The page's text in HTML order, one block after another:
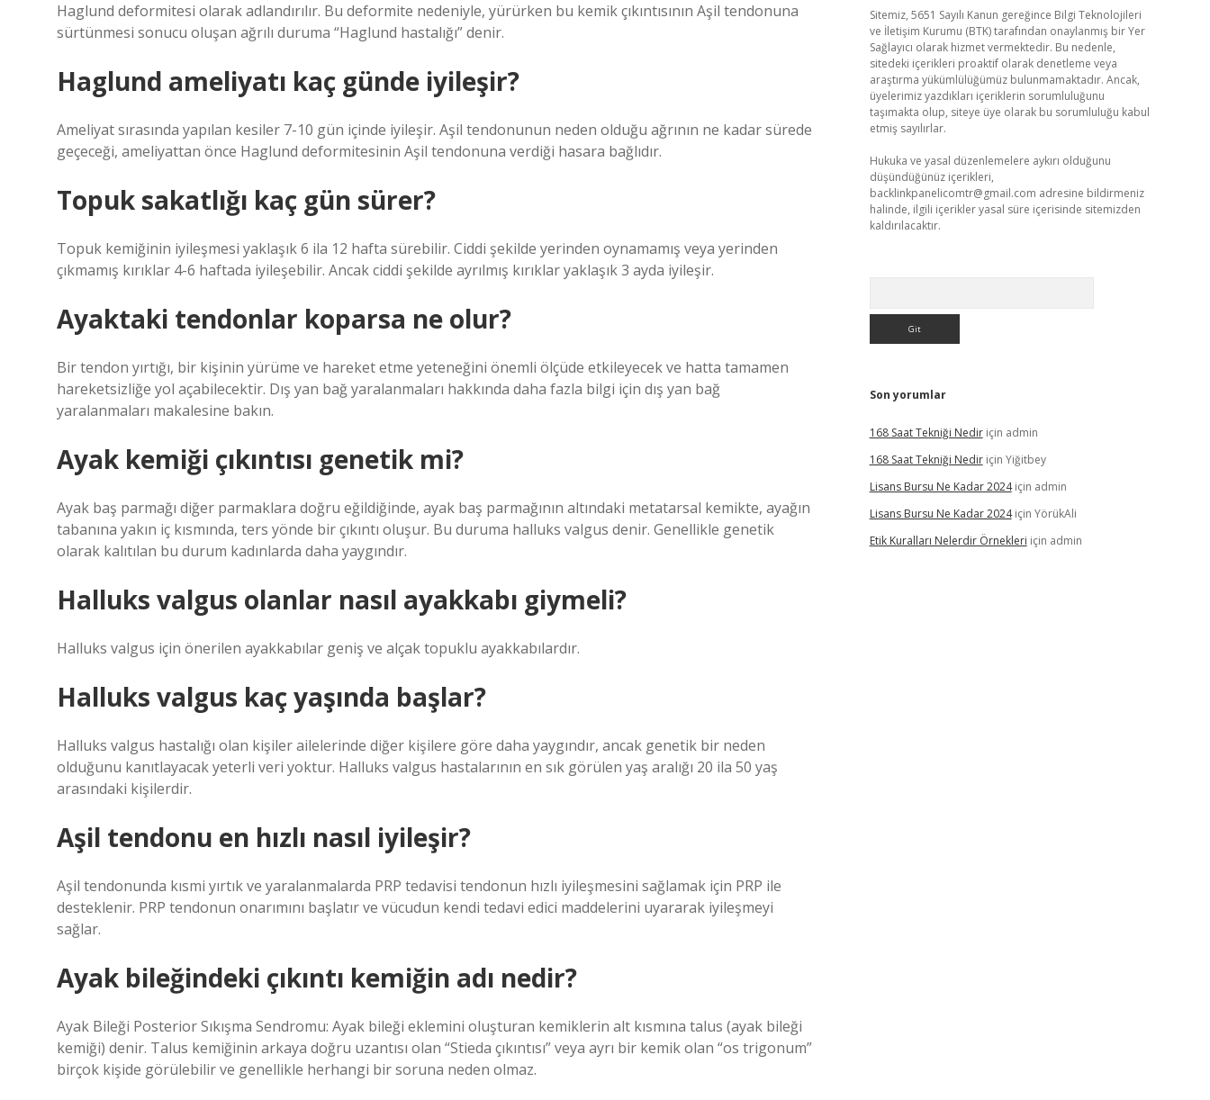
Haglund deformitesi olarak adlandırılır. Bu deformite nedeniyle, yürürken bu kemik çıkıntısının Aşil tendonuna
sürtünmesi sonucu oluşan ağrılı duruma “Haglund hastalığı” denir.
Haglund ameliyatı kaç günde iyileşir?
Ameliyat sırasında yapılan kesiler 7-10 gün içinde iyileşir. Aşil tendonunun neden olduğu ağrının ne kadar sürede
geçeceği, ameliyattan önce Haglund deformitesinin Aşil tendonuna verdiği hasara bağlıdır.
Topuk sakatlığı kaç gün sürer?
Topuk kemiğinin iyileşmesi yaklaşık 6 ila 12 hafta sürebilir. Ciddi şekilde yerinden oynamamış veya yerinden
çıkmamış kırıklar 4-6 haftada iyileşebilir. Ancak ciddi şekilde ayrılmış kırıklar yaklaşık 3 ayda iyileşir.
Ayaktaki tendonlar koparsa ne olur?
Bir tendon yırtığı, bir kişinin yürüme ve hareket etme yeteneğini önemli ölçüde etkileyecek ve hatta tamamen
hareketsizliğe yol açabilecektir. Dış yan bağ yaralanmaları hakkında daha fazla bilgi için dış yan bağ
yaralanmaları makalesine bakın.
Ayak kemiği çıkıntısı genetik mi?
Ayak baş parmağı diğer parmaklara doğru eğildiğinde, ayak baş parmağının altındaki metatarsal kemikte, ayağın
tabanına yakın iç kısmında, ters yönde bir çıkıntı oluşur. Bu duruma halluks valgus denir. Genellikle genetik
olarak kalıtılan bu durum kadınlarda daha yaygındır.
Halluks valgus olanlar nasıl ayakkabı giymeli?
Halluks valgus için önerilen ayakkabılar geniş ve alçak topuklu ayakkabılardır.
Halluks valgus kaç yaşında başlar?
Halluks valgus hastalığı olan kişiler ailelerinde diğer kişilere göre daha yaygındır, ancak genetik bir neden
olduğunu kanıtlayacak yeterli veri yoktur. Halluks valgus hastalarının en sık görülen yaş aralığı 20 ila 50 yaş
arasındaki kişilerdir.
Aşil tendonu en hızlı nasıl iyileşir?
Aşil tendonunda kısmi yırtık ve yaralanmalarda PRP tedavisi tendonun hızlı iyileşmesini sağlamak için PRP ile
desteklenir. PRP tendonun onarımını başlatır ve vücudun kendi tedavi edici maddelerini uyararak iyileşmeyi
sağlar.
Ayak bileğindeki çıkıntı kemiğin adı nedir?
Ayak Bileği Posterior Sıkışma Sendromu: Ayak bileği eklemini oluşturan kemiklerin alt kısmına talus (ayak bileği
kemiği) denir. Talus kemiğinin arkaya doğru uzantısı olan “Stieda çıkıntısı” veya ayrı bir kemik olan “os trigonum”
birçok kişide görülebilir ve genellikle herhangi bir soruna neden olmaz.
Sitemiz, 5651 Sayılı Kanun gereğince Bilgi Teknolojileri
ve İletişim Kurumu (BTK) tarafından onaylanmış bir Yer
Sağlayıcı olarak hizmet vermektedir. Bu nedenle,
sitedeki içerikleri proaktif olarak denetleme veya
araştırma yükümlülüğümüz bulunmamaktadır. Ancak,
üyelerimiz yazdıkları içeriklerin sorumluluğunu
taşımakta olup, siteye üye olarak bu sorumluluğu kabul
etmiş sayılırlar.
Hukuka ve yasal düzenlemelere aykırı olduğunu
düşündüğünüz içerikleri,
backlinkpanelicomtr@gmail.com adresine bildirmeniz
halinde, ilgili içerikler yasal süre içerisinde sitemizden
kaldırılacaktır.
Son yorumlar
168 Saat Tekniği Nediriçin admin
168 Saat Tekniği Nediriçin Yiğitbey
Lisans Bursu Ne Kadar 2024için admin
Lisans Bursu Ne Kadar 2024için YörükAli
Etik Kuralları Nelerdir Örnekleri için admin